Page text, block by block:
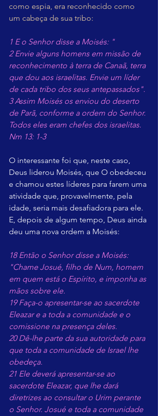
como espia, era reconhecido como
um cabeça de sua tribo:
1 E o Senhor disse a Moisés: "
2 Envie alguns homens em missão de
reconhecimento à terra de Canaã, terra
que dou aos israelitas. Envie um líder
de cada tribo dos seus antepassados".
3 Assim Moisés os enviou do deserto
de Parã, conforme a ordem do Senhor.
Todos eles eram chefes dos israelitas.
Nm 13: 1-3
O interessante foi que, neste caso,
Deus liderou Moisés, que O obedeceu
e chamou estes líderes para farem uma
atividade que, provavelmente, pela
idade, seria mais desafiadora para ele.
E, depois de algum tempo, Deus ainda
deu uma nova ordem a Moisés:
18 Então o Senhor disse a Moisés:
"Chame Josué, filho de Num, homem
em quem está o Espírito, e imponha as
mãos sobre ele.
19 Faça-o apresentar-se ao sacerdote
Eleazar e a toda a comunidade e o
comissione na presença deles.
20 Dê-lhe parte da sua autoridade para
que toda a comunidade de Israel lhe
obedeça.
21 Ele deverá apresentar-se ao
sacerdote Eleazar, que lhe dará
diretrizes ao consultar o Urim perante
o Senhor. Josué e toda a comunidade